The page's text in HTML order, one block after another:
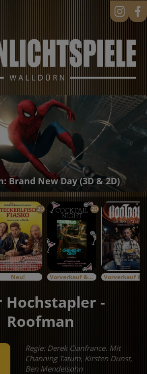
Brand New Day (3D & 2D)
2D
Neu!
2D
Vorverkauf & Specials
Hochstapler -
Roofman
Regie: Derek Cianfrance. Mit
Channing Tatum, Kirsten Dunst,
Ben Mendelsohn